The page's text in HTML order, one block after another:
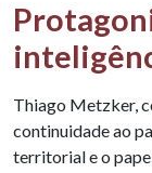
Thiago Metzker,
continuidade ao
territorial e o